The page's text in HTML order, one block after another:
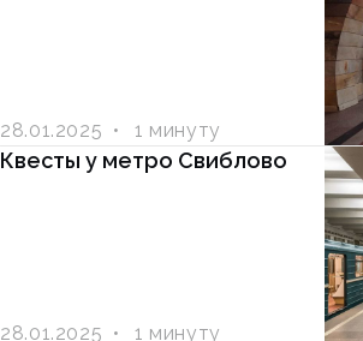
28.01.2025 1 минуту
Квесты у метро Свиблово
28.01.2025 1 минуту